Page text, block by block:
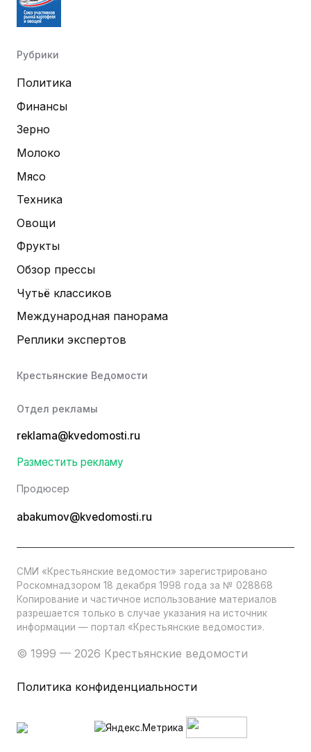
Рубрики
Политика
Финансы
Зерно
Молоко
Мясо
Техника
Овощи
Фрукты
Обзор прессы
Чутьё классиков
Международная панорама
Реплики экспертов
Крестьянские Ведомости
Отдел рекламы
reklama@kvedomosti.ru
Разместить рекламу
Продюсер
abakumov@kvedomosti.ru
СМИ «Крестьянские ведомости» зарегистрировано
Роскомнадзором 18 декабря 1998 года за № 028868
Копирование и частичное использование материалов
разрешается только в случае указания на источник
информации — портал «Крестьянские ведомости».
© 1999 — 2026 Крестьянские ведомости
Политика конфиденциальности